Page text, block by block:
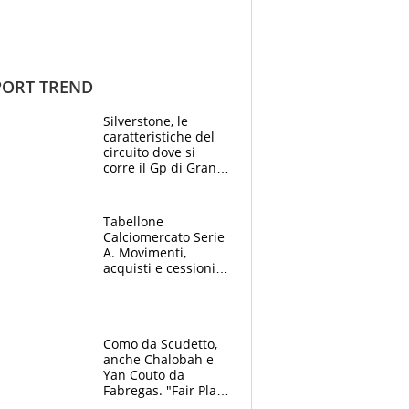
TREND
Silverstone, le
caratteristiche del
circuito dove si
corre il Gp di Gran
Tabellone
Calciomercato Serie
A. Movimenti,
acquisti e cessioni:
Como da Scudetto,
anche Chalobah e
Yan Couto da
Fabregas. "Fair Play